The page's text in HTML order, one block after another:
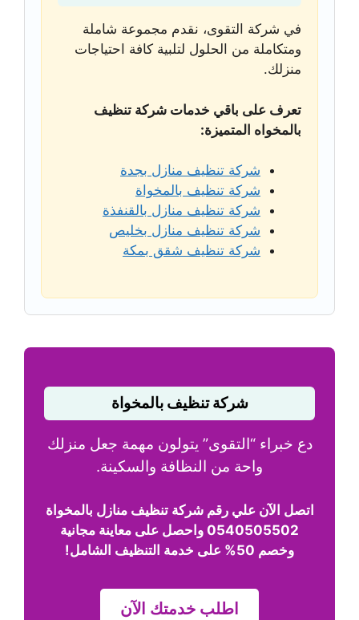
في شركة التقوى، نقدم مجموعة شاملة
ومتكاملة من الحلول لتلبية كافة احتياجات
منزلك.
تعرف على باقي خدمات شركة تنظيف
بالمخواه المتميزة:
شركة تنظيف منازل بجدة
شركة تنظيف بالمخواة
شركة تنظيف منازل بالقنفذة
شركة تنظيف منازل بخليص
شركة تنظيف شقق بمكة
شركة تنظيف بالمخواة
دع خبراء “التقوى” يتولون مهمة جعل منزلك
واحة من النظافة والسكينة.
اتصل الآن علي رقم شركة تنظيف منازل بالمخواة
0540505502 واحصل على معاينة مجانية
وخصم 50% على خدمة التنظيف الشامل!
اطلب خدمتك الآن